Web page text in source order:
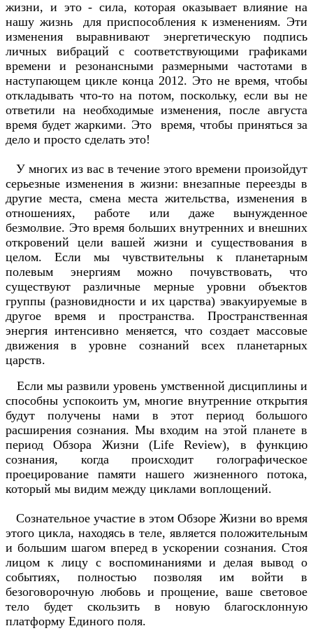
жизни, и это - сила, которая оказывает влияние на
нашу жизнь для приспособления к изменениям. Эти
изменения выравнивают энергетическую подпись
личных вибраций с соответствующими графиками
времени и резонансными размерными частотами в
наступающем цикле конца 2012. Это не время, чтобы
откладывать что-то на потом, поскольку, если вы не
ответили на необходимые изменения, после августа
время будет жаркими. Это время, чтобы приняться за
дело и просто сделать это!
У многих из вас в течение этого времени произойдут
серьезные изменения в жизни: внезапные переезды в
другие места, смена места жительства, изменения в
отношениях, работе или даже вынужденное
безмолвие. Это время больших внутренних и внешних
откровений цели вашей жизни и существования в
целом. Если мы чувствительны к планетарным
полевым энергиям можно почувствовать, что
существуют различные мерные уровни объектов
группы (разновидности и их царства) эвакуируемые в
другое время и пространства. Пространственная
энергия интенсивно меняется, что создает массовые
движения в уровне сознаний всех планетарных
царств.
Если мы развили уровень умственной дисциплины и
способны успокоить ум, многие внутренние открытия
будут получены нами в этот период большого
расширения сознания. Мы входим на этой планете в
период Обзора Жизни (Life Review), в функцию
сознания, когда происходит голографическое
проецирование памяти нашего жизненного потока,
который мы видим между циклами воплощений.
Сознательное участие в этом Обзоре Жизни во время
этого цикла, находясь в теле, является положительным
и большим шагом вперед в ускорении сознания. Стоя
лицом к лицу с воспоминаниями и делая вывод о
событиях, полностью позволяя им войти в
безоговорочную любовь и прощение, ваше световое
тело будет скользить в новую благосклонную
платформу Единого поля.